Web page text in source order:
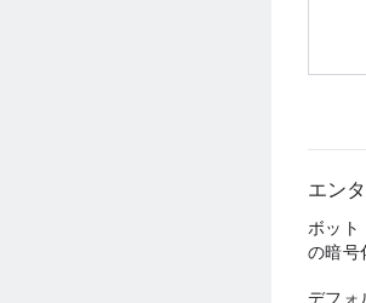
エン
ボット
の暗号
デフォ